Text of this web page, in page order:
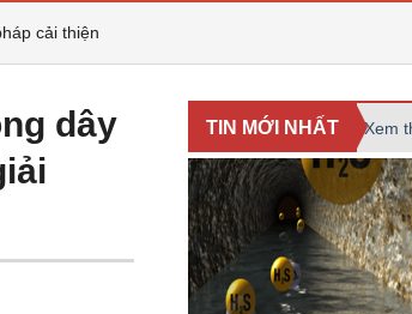
cải thiện
dây
TIN MỚI NHẤT Xem